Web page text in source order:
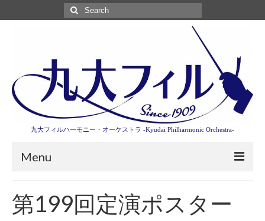
Search
for:
九大フィルハーモニー・オーケストラ -Kyudai Philharmonic Orchestra-
Menu
演奏会情報
第199回定演ポスター